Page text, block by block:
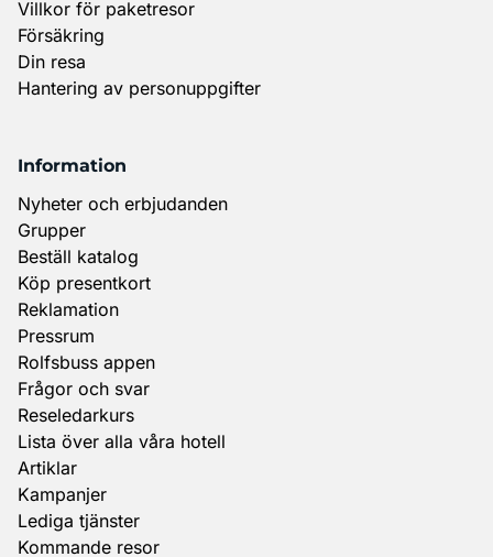
Villkor för paketresor
Försäkring
Din resa
Hantering av personuppgifter
Information
Nyheter och erbjudanden
Grupper
Beställ katalog
Köp presentkort
Reklamation
Pressrum
Rolfsbuss appen
Frågor och svar
Reseledarkurs
Lista över alla våra hotell
Artiklar
Kampanjer
Lediga tjänster
Kommande resor